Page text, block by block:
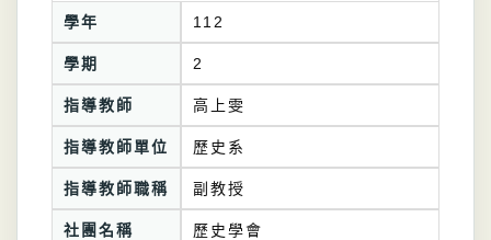
學年 112
學期 2
指導教師 高上雯
指導教師單位 歷史系
指導教師職稱 副教授
社團名稱 歷史學會